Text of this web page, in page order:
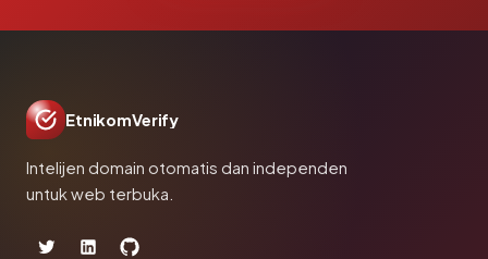
EtnikomVerify
Intelijen domain otomatis dan independen
untuk web terbuka.